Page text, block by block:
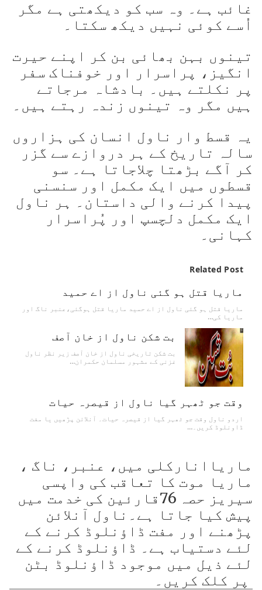
غائب ہے۔ وہ سب کو دیکھتی ہے مگر
اُسے کوئی نہیں دیکھ سکتا۔
تینوں بہن بھائی بن کر اپنے حیرت
انگیز، پراسرار اور خوفناک سفر
پر نکلتے ہیں۔ بادشاہ مرجاتے
ہیں مگر وہ تینوں زندہ رہتے ہیں۔
یہ قسط وار ناول انسان کی ہزاروں
سالہ تاریخ کے ہر دروازے سے گزر
کر آگے بڑھتا چلاجاتا ہے۔ سو
قسطوں میں ایک مکمل اور سنسنی
پیدا کرنے والی داستان۔ ہر ناول
ایک مکمل دلچسپ اور پُراسرار
کہانی۔
Related Post
ماریا قتل ہو گئی ناول از اے حمید
ماریا قتل ہو گئی ناول از اے حمید ماریا قتل ہوگئی،عنبر ناگ اور
ماریا کی…
بت شکن ناول از خان آصف
بت شکن تاریخی ناول از خان آصف زیر نظر ناول
غزنی کے مشہور مسلمان حکمران…
وقت جو ٹھہر گیا ناول از قیصرہ حیات
اردو ناول وقت جو ٹھہر گیا از قیصرہ حیات۔ آنلائن پڑھیں یا مفت
ڈاونلوڈ کریں۔…
ماریاانارکلی میں، عنبر، ناگ ،
ماریا موت کا تعاقب کی واپسی
سیریز حصہ 76قارئین کی خدمت میں
پیش کیا جاتا ہے۔ناول آنلائن
پڑھنے اور مفت ڈاؤنلوڈ کرنے کے
لئے دستیاب ہے۔ ڈاؤنلوڈ کرنے کے
لئے ذیل میں موجود ڈاؤنلوڈ بٹن
پر کلک کریں۔